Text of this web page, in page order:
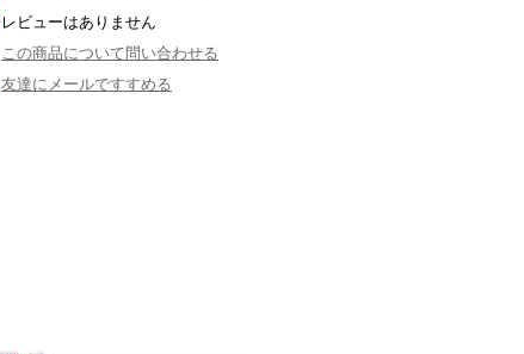
レビューはありません
この商品について問い合わせる
友達にメールですすめる